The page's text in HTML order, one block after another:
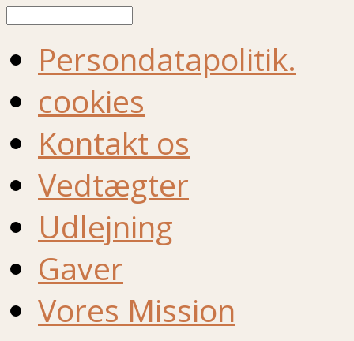
Persondatapolitik.
cookies
Kontakt os
Vedtægter
Udlejning
Gaver
Vores Mission